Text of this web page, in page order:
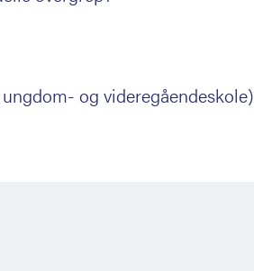
og videregåendeskole)